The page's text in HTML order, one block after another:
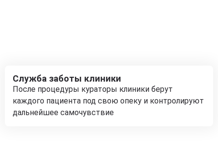
Служба заботы клиники
После процедуры кураторы клиники берут
каждого пациента под свою опеку и контролируют
дальнейшее самочувствие